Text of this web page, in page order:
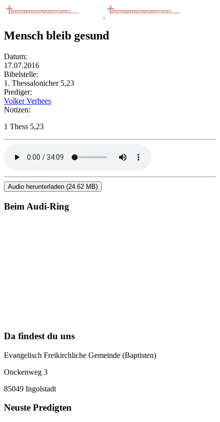
Mensch bleib gesund
Datum:
17.07.2016
Bibelstelle:
1. Thessalonicher 5,23
Prediger:
Volker Verhees
Notizen:
1 Thess 5,23
Audio herunterladen (24.62 MB)
Beim Audi-Ring
Da findest du uns
Evangelisch Freikirchliche Gemeinde (Baptisten)
Onckenweg 3
85049 Ingolstadt
Neuste Predigten